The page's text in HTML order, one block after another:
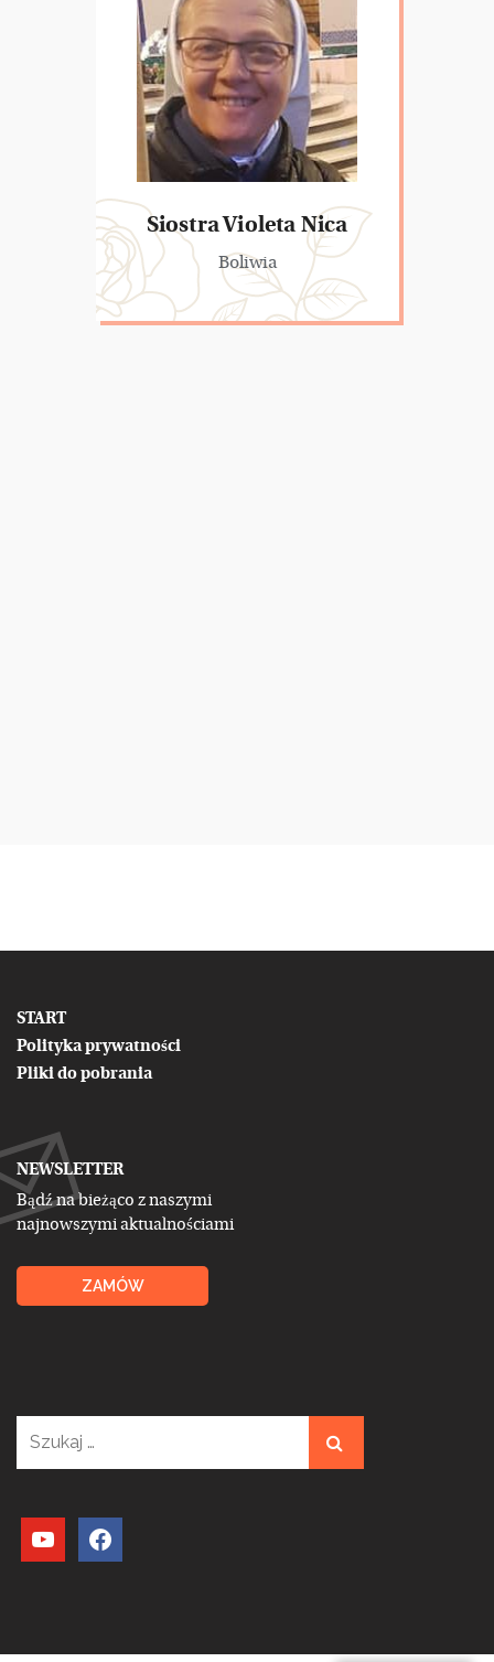
Siostra Violeta Nica
Boliwia
START
Polityka prywatności
Pliki do pobrania
NEWSLETTER
Bądź na bieżąco z naszymi
najnowszymi aktualnościami
ZAMÓW
youtube facebook